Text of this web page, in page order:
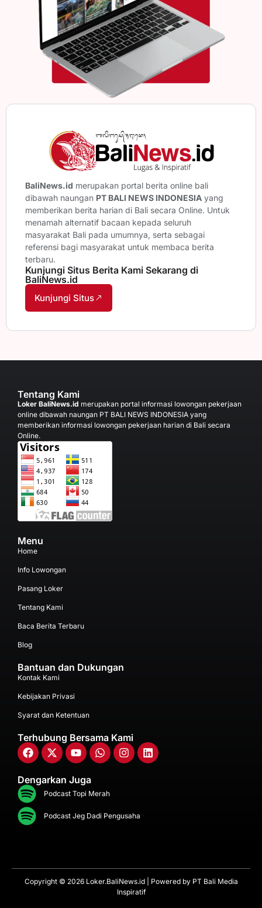
BaliNews.id merupakan portal berita online bali
dibawah naungan PT BALI NEWS INDONESIA yang
memberikan berita harian di Bali secara Online. Untuk
menamah alternatif bacaan kepada seluruh
masyarakat Bali pada umumnya, serta sebagai
referensi bagi masyarakat untuk membaca berita
terbaru.
Kunjungi Situs Berita Kami Sekarang di
BaliNews.id
Kunjungi Situs
Tentang Kami
Loker BaliNews.id merupakan portal informasi lowongan pekerjaan
online dibawah naungan PT BALI NEWS INDONESIA yang
memberikan informasi lowongan pekerjaan harian di Bali secara
Online.
Menu
Home
Info Lowongan
Pasang Loker
Tentang Kami
Baca Berita Terbaru
Blog
Bantuan dan Dukungan
Kontak Kami
Kebijakan Privasi
Syarat dan Ketentuan
Terhubung Bersama Kami
Dengarkan Juga
Podcast Topi Merah
Podcast Jeg Dadi Pengusaha
Copyright © 2026 Loker.BaliNews.id | Powered by PT Bali Media
Inspiratif